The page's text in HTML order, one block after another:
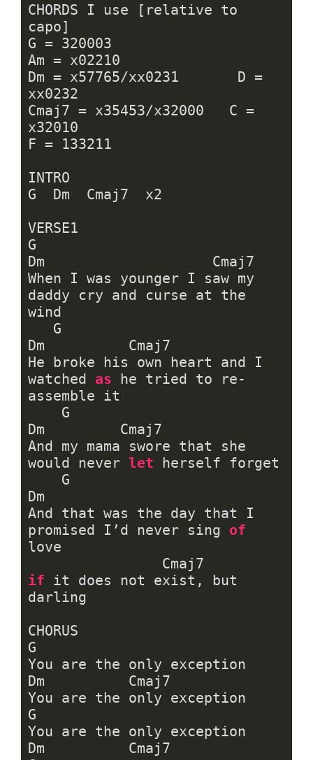
CHORDS I use [relative to
capo]
G = 320003
Am = x02210
Dm = x57765/xx0231       D =
xx0232
Cmaj7 = x35453/x32000   C =
x32010
F = 133211
INTRO
G  Dm  Cmaj7  x2
VERSE1
G
Dm                    Cmaj7
When I was younger I saw my
daddy cry and curse at the
wind
Dm          Cmaj7
He broke his own heart and I
watched as he tried to re-
assemble it
Dm         Cmaj7
And my mama swore that she
would never let herself forget
Dm
And that was the day that I
promised I’d never sing of
love
if it does not exist, but
darling
CHORUS
G
You are the only exception
Dm          Cmaj7
You are the only exception
G
You are the only exception
Dm          Cmaj7